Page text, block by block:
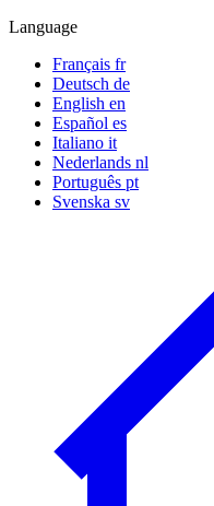
Language
Français fr
Deutsch de
English en
Español es
Italiano it
Nederlands nl
Português pt
Svenska sv